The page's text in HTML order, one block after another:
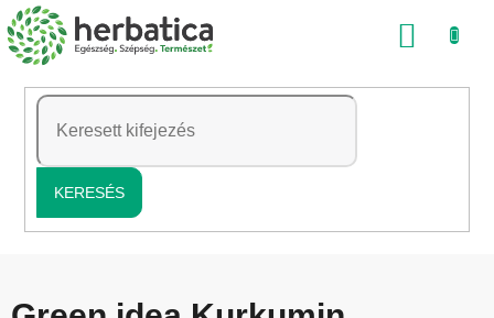
Ugrás
a
tartalomhoz
KERESÉS